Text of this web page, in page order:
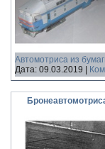
Автомотриса из
Дата: 09.03.2019